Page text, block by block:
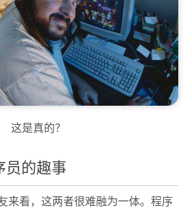
这是真的？
员的趣事
来看，这两者很难融为一体。程序